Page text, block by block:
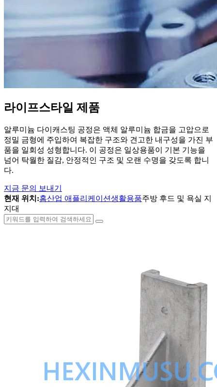
라이프스타일 제품
알루미늄 다이캐스팅 공정은 액체 알루미늄 합금을 고압으로
정밀 금형에 주입하여 복잡한 구조와 견고한 내구성을 가진 부
품을 일회성 성형합니다. 이 공정은 일상용품이 기본 기능을
넘어 탁월한 질감, 안정적인 구조 및 오랜 수명을 갖도록 합니
다.
지금 문의 보내기
현재 위치:홈산업 애플리케이션생활용품주방 후드 및 욕실 지
지대